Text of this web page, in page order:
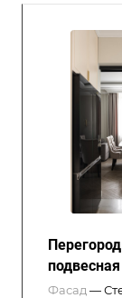
подвесная
Фасад —